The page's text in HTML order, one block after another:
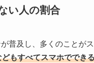
い人の割合
普及し、多くのことが
もすべてスマホででき